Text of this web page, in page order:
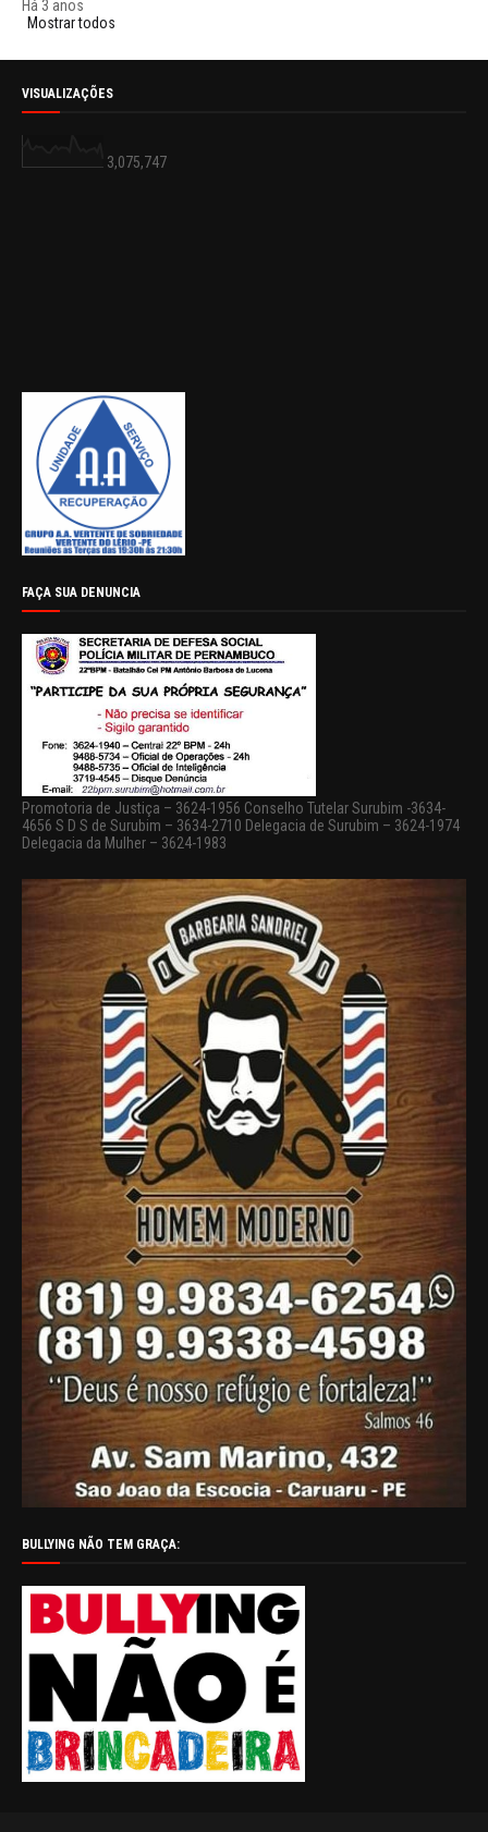
Há 3 anos
Mostrar todos
VISUALIZAÇÕES
3,075,747
FAÇA SUA DENUNCIA
Promotoria de Justiça – 3624-1956 Conselho Tutelar Surubim -3634-
4656 S D S de Surubim – 3634-2710 Delegacia de Surubim – 3624-1974
Delegacia da Mulher – 3624-1983
BULLYING NÃO TEM GRAÇA: